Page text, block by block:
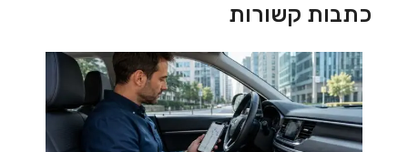
כתבות קשורות